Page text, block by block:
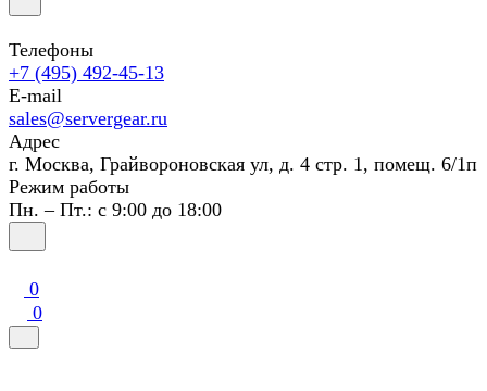
Телефоны
+7 (495) 492-45-13
E-mail
sales@servergear.ru
Адрес
г. Москва, Грайвороновская ул, д. 4 стр. 1, помещ. 6/1п
Режим работы
Пн. – Пт.: с 9:00 до 18:00
0
0